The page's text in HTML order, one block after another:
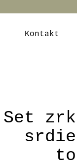
Kontakt
Set